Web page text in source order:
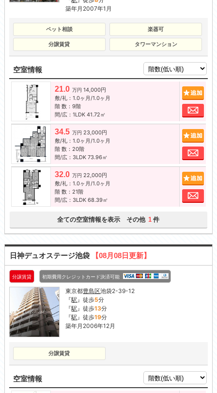
築年月2007年1月
ペット相談 楽器可
分譲賃貸 タワーマンション
空室情報
21.0 万円 14,000円
敷/礼：1.0ヶ月/1.0ヶ月
階 数：9階
間/広：1LDK 41.72㎡
お
34.5 万円 23,000円
敷/礼：1.0ヶ月/1.0ヶ月
階 数：20階
間/広：3LDK 73.96㎡
お
32.0 万円 22,000円
敷/礼：1.0ヶ月/1.0ヶ月
階 数：21階
間/広：3LDK 68.39㎡
お
全ての空室情報を表示 その他 1 件
日神デュオステージ池袋 【08月08日更新】
分譲賃貸 初期費用クレジットカード決済可能
東京都豊島区池袋2-39-12
『駅 』徒歩5分
『駅 』徒歩13分
『駅 』徒歩19分
築年月2006年12月
分譲賃貸
空室情報